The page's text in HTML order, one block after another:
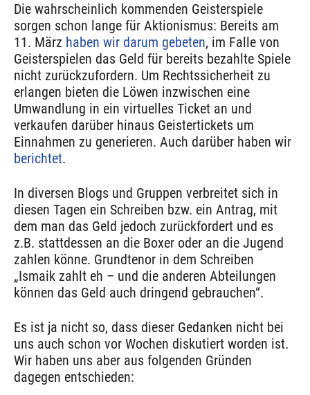
Die wahrscheinlich kommenden Geisterspiele
sorgen schon lange für Aktionismus: Bereits am
11. März haben wir darum gebeten, im Falle von
Geisterspielen das Geld für bereits bezahlte Spiele
nicht zurückzufordern. Um Rechtssicherheit zu
erlangen bieten die Löwen inzwischen eine
Umwandlung in ein virtuelles Ticket an und
verkaufen darüber hinaus Geistertickets um
Einnahmen zu generieren. Auch darüber haben wir
berichtet.
In diversen Blogs und Gruppen verbreitet sich in
diesen Tagen ein Schreiben bzw. ein Antrag, mit
dem man das Geld jedoch zurückfordert und es
z.B. stattdessen an die Boxer oder an die Jugend
zahlen könne. Grundtenor in dem Schreiben
„Ismaik zahlt eh – und die anderen Abteilungen
können das Geld auch dringend gebrauchen“.
Es ist ja nicht so, dass dieser Gedanken nicht bei
uns auch schon vor Wochen diskutiert worden ist.
Wir haben uns aber aus folgenden Gründen
dagegen entschieden: